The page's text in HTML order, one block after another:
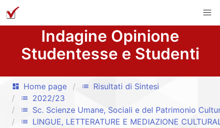
Indagine Opinione
Studentesse e Studenti
dashboard Home page list Risultati di Sintesi
list 2022/23
list Sc. Scienze Umane, Sociali e del Patrimonio
list LINGUE, LETTERATURE E MEDIAZIONE